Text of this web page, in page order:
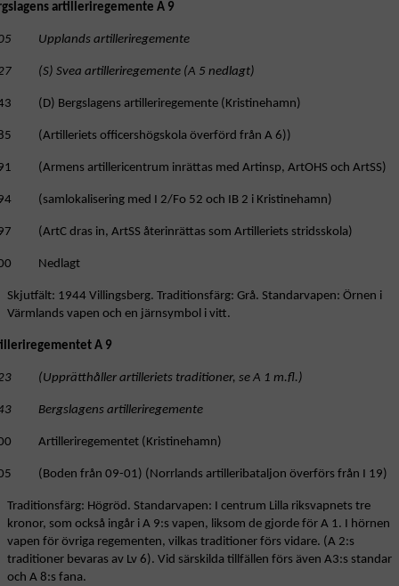
artilleriregemente A 9
Upplands artilleriregemente
(S) Svea artilleriregemente (A 5 nedlagt)
(D) Bergslagens artilleriregemente (Kristinehamn)
(Artilleriets officershögskola överförd från A 6))
(Armens artillericentrum inrättas med Artinsp, ArtOHS och ArtSS)
(samlokalisering med I 2/Fo 52 och IB 2 i Kristinehamn)
(ArtC dras in, ArtSS återinrättas som Artilleriets stridsskola)
Nedlagt
Skjutfält: 1944 Villingsberg. Traditionsfärg: Grå. Standarvapen: Örnen i
Värmlands vapen och en järnsymbol i vitt.
A 9
(Upprätthåller artilleriets traditioner, se A 1 m.fl.)
Bergslagens artilleriregemente
Artilleriregementet (Kristinehamn)
(Boden från 09-01) (Norrlands artilleribataljon överförs från I 19)
Traditionsfärg: Högröd. Standarvapen: I centrum Lilla riksvapnets tre
kronor, som också ingår i A 9:s vapen, liksom de gjorde för A 1. I hörnen
vapen för övriga regementen, vilkas traditioner förs vidare. (A 2:s
traditioner bevaras av Lv 6). Vid särskilda tillfällen förs även A3:s standar
och A 8:s fana.